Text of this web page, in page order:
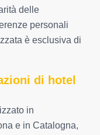
delle
personali
è esclusiva di
di hotel
in
e in Catalogna,